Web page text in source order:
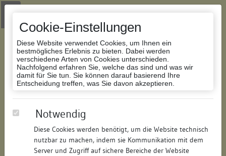
Cookie-Einstellungen
Diese Website verwendet Cookies, um Ihnen ein
bestmögliches Erlebnis zu bieten. Dabei werden
verschiedene Arten von Cookies unterschieden.
Nachfolgend erfahren Sie, welche das sind und was wir
damit für Sie tun. Sie können darauf basierend Ihre
Entscheidung treffen, was Sie davon akzeptieren.
Notwendig
Diese Cookies werden benötigt, um die Website technisch
nutzbar zu machen, indem sie Kommunikation mit dem
Server und Zugriff auf sichere Bereiche der Website
Zur Navigation springen
Zum Inhalt der Website springen
Datenbank Bauforschung/Restaurierung
122391386920/Datum:25.03.2013
Datenbestand:
Bauforschung